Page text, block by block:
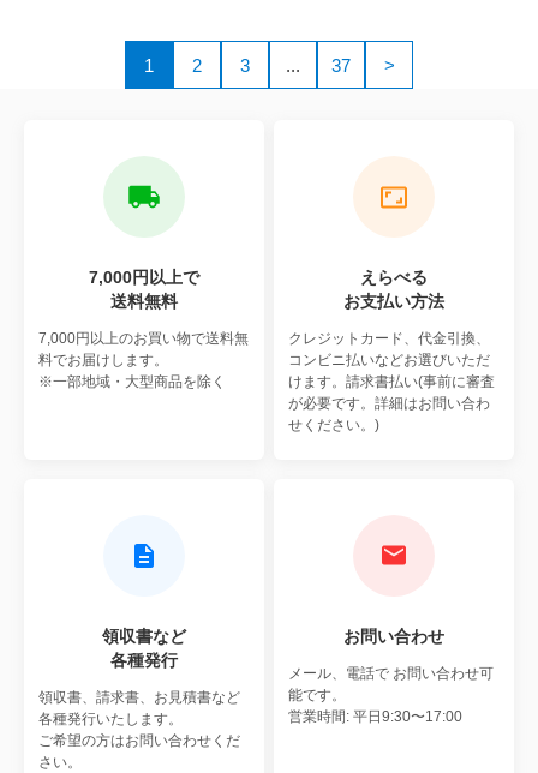
1 2 3 ... 37 >
7,000円以上で
送料無料
7,000円以上のお買い物で送料無
料でお届けします。
※一部地域・大型商品を除く
えらべる
お支払い方法
クレジットカード、代金引換、
コンビニ払いなどお選びいただ
けます。請求書払い(事前に審査
が必要です。詳細はお問い合わ
せください。)
領収書など
各種発行
領収書、請求書、お見積書など
各種発行いたします。
ご希望の方はお問い合わせくだ
さい。
お問い合わせ
メール、電話で お問い合わせ可
能です。
営業時間: 平日9:30〜17:00